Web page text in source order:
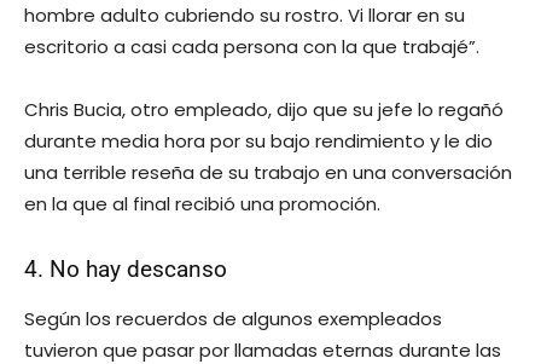
hombre adulto cubriendo su rostro. Vi llorar en su
escritorio a casi cada persona con la que trabajé”.
Chris Bucia, otro empleado, dijo que su jefe lo regañó
durante media hora por su bajo rendimiento y le dio
una terrible reseña de su trabajo en una conversación
en la que al final recibió una promoción.
4. No hay descanso
Según los recuerdos de algunos exempleados
tuvieron que pasar por llamadas eternas durante las